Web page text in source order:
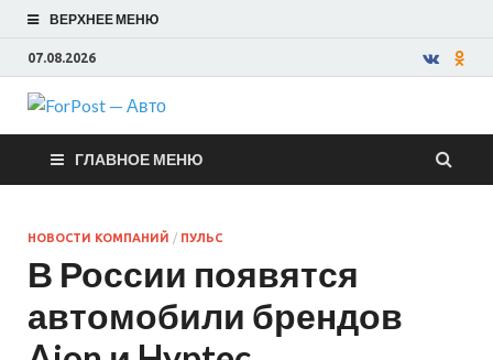
ВЕРХНЕЕ МЕНЮ
07.08.2026
ForPost —
Авто
ГЛАВНОЕ МЕНЮ
НОВОСТИ КОМПАНИЙ / ПУЛЬС
В России появятся
автомобили брендов